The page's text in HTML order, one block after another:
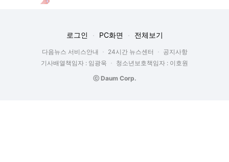
로그인 PC화면 전체보기
다음뉴스 서비스안내 24시간 뉴스센터
공지사항
기사배열책임자 : 임광욱
청소년보호책임자 : 이호원
ⓒ Daum Corp.